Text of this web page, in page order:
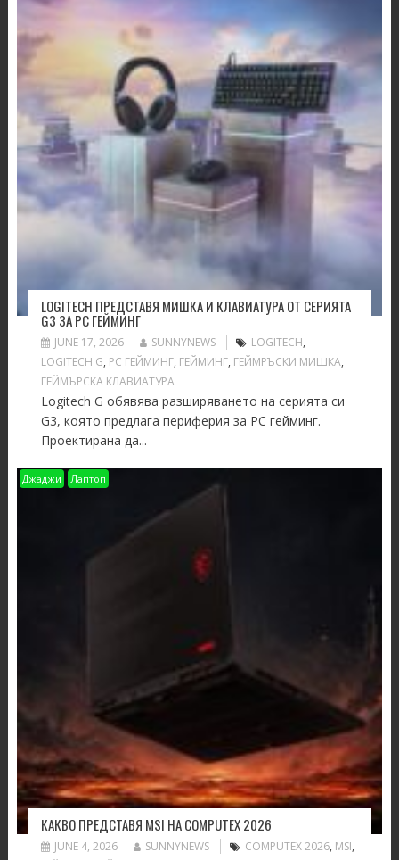
LOGITECH ПРЕДСТАВЯ МИШКА И КЛАВИАТУРА ОТ СЕРИЯТА
G3 ЗА PC ГЕЙМИНГ
JUNE 17, 2026 SUNNYNEWS LOGITECH,
LOGITECH G, PC ГЕЙМИНГ, ГЕЙМИНГ, ГЕЙМРЪСКИ МИШКА,
ГЕЙМЪРСКА КЛАВИАТУРА
Logitech G oбявява разширяването на серията си
G3, която предлага периферия за PC гейминг.
Проектирана да...
Джаджи Лаптоп
КАКВО ПРЕДСТАВЯ MSI НА COMPUTEX 2026
JUNE 4, 2026 SUNNYNEWS COMPUTEX 2026, MSI,